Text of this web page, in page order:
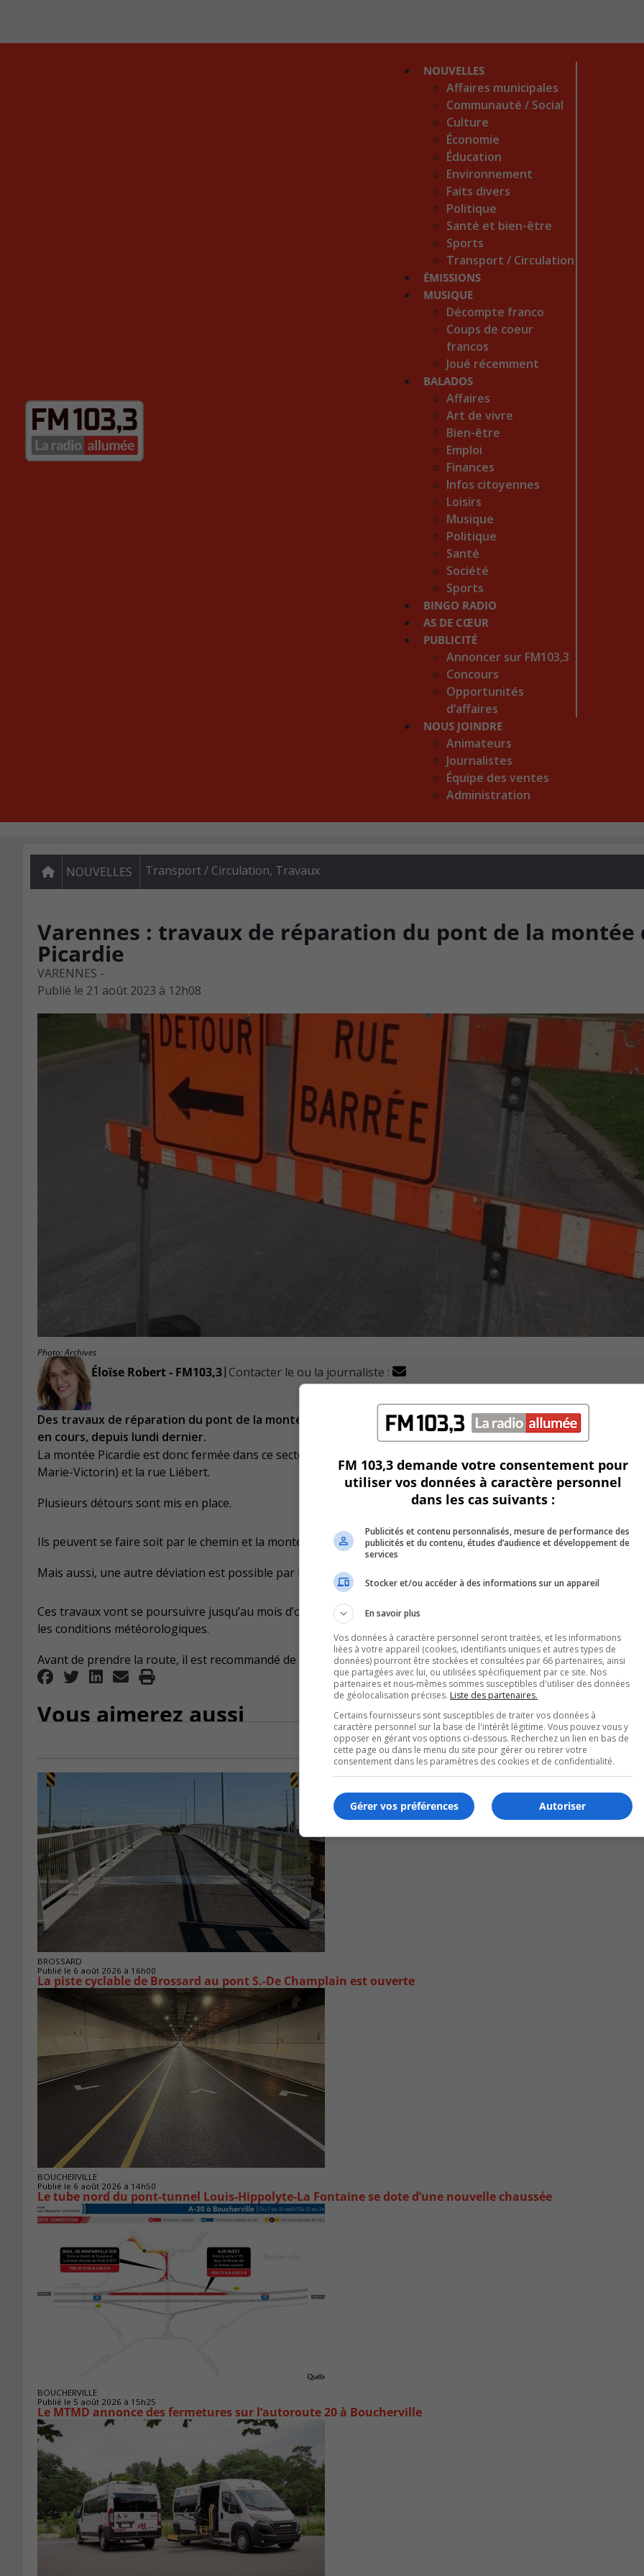
NOUVELLES
Affaires municipales
Communauté / Social
Culture
Économie
Éducation
Environnement
Faits divers
Politique
Santé et bien-être
Sports
Transport / Circulation
ÉMISSIONS
MUSIQUE
Décompte franco
Coups de coeur
francos
Joué récemment
BALADOS
Affaires
Art de vivre
Bien-être
Emploi
Finances
Infos citoyennes
Loisirs
Musique
Politique
Santé
Société
Sports
BINGO RADIO
AS DE CŒUR
PUBLICITÉ
Annoncer sur FM103,3
Concours
Opportunités
d’affaires
NOUS JOINDRE
Animateurs
Journalistes
Équipe des ventes
Administration
NOUVELLES Transport / Circulation, Travaux
Varennes : travaux de réparation du pont de la montée
Picardie
VARENNES -
Publié le 21 août 2023 à 12h08
Photo: Archives
Éloïse Robert - FM103,3| Contacter le ou la journaliste :
Des travaux de réparation du pont de la montée de Picardie, au-dessus du ruisseau Notre-Dame, à
en cours, depuis lundi dernier.
La montée Picardie est donc fermée dans ce secteur, pendant toute la durée des travaux, entre la route 132
Marie-Victorin) et la rue Liébert.
Plusieurs détours sont mis en place.
Ils peuvent se faire soit par le chemin et la montée de la Baronnie, ainsi que par la route 132.
Mais aussi, une autre déviation est possible par la rue Quévillon, le boulevard et l’avenue René-Gaultier.
Ces travaux vont se poursuivre jusqu’au mois d’octobre, mais pourraient être reportés, prolongés ou annulés
les conditions météorologiques.
Avant de prendre la route, il est recommandé de consulter Québec 511.
Vous aimerez aussi
BROSSARD
Publié le 6 août 2026 à 16h00
La piste cyclable de Brossard au pont S.-De Champlain est ouverte
BOUCHERVILLE
Publié le 6 août 2026 à 14h50
Le tube nord du pont-tunnel Louis-Hippolyte-La Fontaine se dote d’une nouvelle chaussée
BOUCHERVILLE
Publié le 5 août 2026 à 15h25
Le MTMD annonce des fermetures sur l’autoroute 20 à Boucherville
FM 103,3 demande votre consentement pour
utiliser vos données à caractère personnel
dans les cas suivants :
Publicités et contenu personnalisés, mesure de performance des
publicités et du contenu, études d’audience et développement de
services
Stocker et/ou accéder à des informations sur un appareil
En savoir plus
Vos données à caractère personnel seront traitées, et les informations
liées à votre appareil (cookies, identifiants uniques et autres types de
données) pourront être stockées et consultées par 66 partenaires, ainsi
que partagées avec lui, ou utilisées spécifiquement par ce site. Nos
partenaires et nous-mêmes sommes susceptibles d'utiliser des données
de géolocalisation précises. Liste des partenaires.
Certains fournisseurs sont susceptibles de traiter vos données à
caractère personnel sur la base de l'intérêt légitime. Vous pouvez vous y
opposer en gérant vos options ci-dessous. Recherchez un lien en bas de
cette page ou dans le menu du site pour gérer ou retirer votre
consentement dans les paramètres des cookies et de confidentialité.
Autoriser
Gérer vos préférences